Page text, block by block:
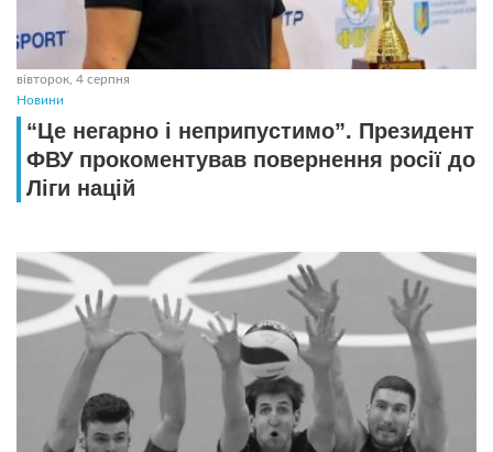
вівторок, 4 серпня
Новини
“Це негарно і неприпустимо”. Президент
ФВУ прокоментував повернення росії до
Ліги націй